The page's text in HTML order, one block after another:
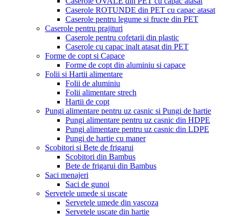
Caserole ROTUNDE din PET cu capac atasat
Caserole pentru legume si fructe din PET
Caserole pentru prajituri
Caserole pentru cofetarii din plastic
Caserole cu capac inalt atasat din PET
Forme de copt si Capace
Forme de copt din aluminiu si capace
Folii si Hartii alimentare
Folii de aluminiu
Folii alimentare strech
Hartii de copt
Pungi alimentare pentru uz casnic si Pungi de hartie
Pungi alimentare pentru uz casnic din HDPE
Pungi alimentare pentru uz casnic din LDPE
Pungi de hartie cu maner
Scobitori si Bete de frigarui
Scobitori din Bambus
Bete de frigarui din Bambus
Saci menajeri
Saci de gunoi
Servetele umede si uscate
Servetele umede din vascoza
Servetele uscate din hartie